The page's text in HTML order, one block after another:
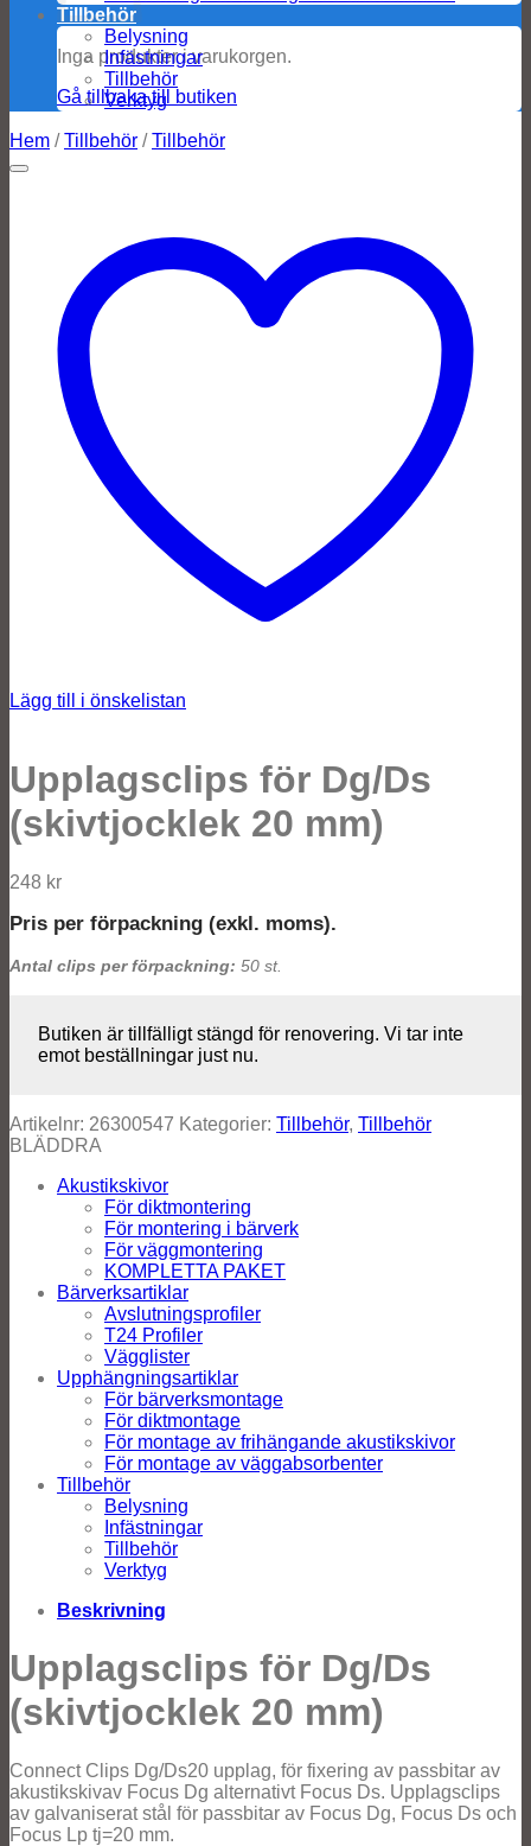
Inga produkter i varukorgen.
Gå tillbaka till butiken
Tillbehör
Belysning
Infästningar
Tillbehör
Verktyg
Hem / Tillbehör / Tillbehör
Lägg till i önskelistan
Upplagsclips för Dg/Ds
(skivtjocklek 20 mm)
248 kr
Pris per förpackning (exkl. moms).
Antal clips per förpackning: 50 st.
Butiken är tillfälligt stängd för renovering. Vi tar inte
emot beställningar just nu.
Artikelnr: 26300547 Kategorier: Tillbehör, Tillbehör
BLÄDDRA
Akustikskivor
För diktmontering
För montering i bärverk
För väggmontering
KOMPLETTA PAKET
Bärverksartiklar
Avslutningsprofiler
T24 Profiler
Vägglister
Upphängningsartiklar
För bärverksmontage
För diktmontage
För montage av frihängande akustikskivor
För montage av väggabsorbenter
Tillbehör
Belysning
Infästningar
Tillbehör
Verktyg
Beskrivning
Upplagsclips för Dg/Ds
(skivtjocklek 20 mm)
Connect Clips Dg/Ds20 upplag, för fixering av passbitar av
akustikskivav Focus Dg alternativt Focus Ds. Upplagsclips
av galvaniserat stål för passbitar av Focus Dg, Focus Ds och
Focus Lp tj=20 mm.